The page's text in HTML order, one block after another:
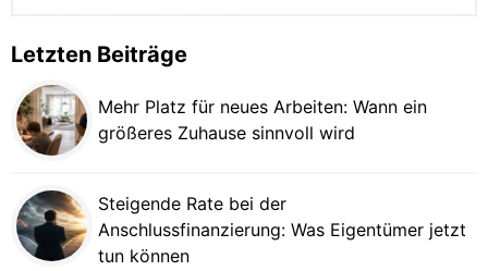
Letzten Beiträge
Mehr Platz für neues Arbeiten: Wann ein
größeres Zuhause sinnvoll wird
Steigende Rate bei der
Anschlussfinanzierung: Was Eigentümer jetzt
tun können